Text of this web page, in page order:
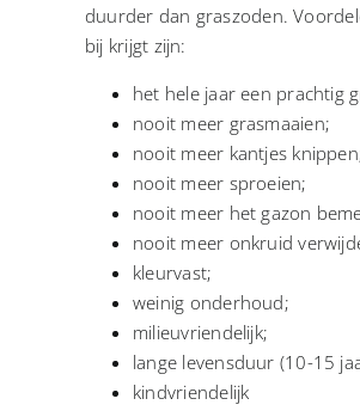
duurder dan graszoden.
bij krijgt zijn:
het hele jaar een prachtig
nooit meer grasmaaien;
nooit meer kantjes
nooit meer sproeien;
nooit meer het gazon
nooit meer onkruid
kleurvast;
weinig onderhoud;
milieuvriendelijk;
lange levensduur (10-15
kindvriendelijk